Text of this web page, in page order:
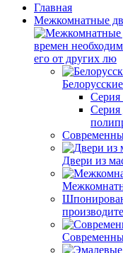
Главная
Межкомнатные
времен
его от других лю
Серия
Двери из